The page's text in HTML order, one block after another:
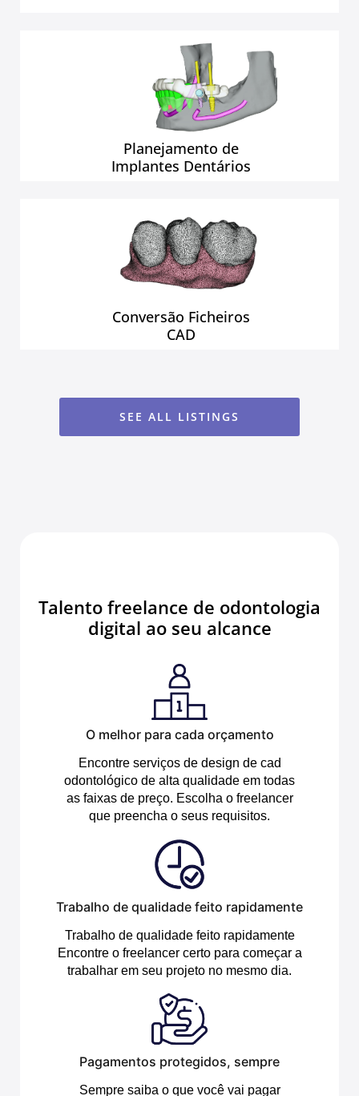
Planejamento de
Implantes Dentários
Conversão Ficheiros
CAD
SEE ALL LISTINGS
Talento freelance de odontologia
digital ao seu alcance
O melhor para cada orçamento
Encontre serviços de design de cad
odontológico de alta qualidade em todas
as faixas de preço. Escolha o freelancer
que preencha o seus requisitos.
Trabalho de qualidade feito rapidamente
Trabalho de qualidade feito rapidamente
Encontre o freelancer certo para começar a
trabalhar em seu projeto no mesmo dia.
Pagamentos protegidos, sempre
Sempre saiba o que você vai pagar